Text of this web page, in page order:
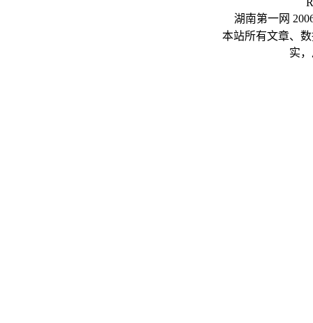
湖南第一网
本站所有文章、
实